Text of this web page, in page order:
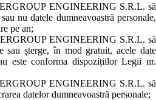
ENGINEERING S.R.L. să
nu datele dumneavoastră personale,
pe an;
ENGINEERING S.R.L. să
sau șterge, în mod gratuit, acele date
este conforma dispozițiilor Legii nr.
ENGINEERING S.R.L. să
datelor dumneavoastră personale;